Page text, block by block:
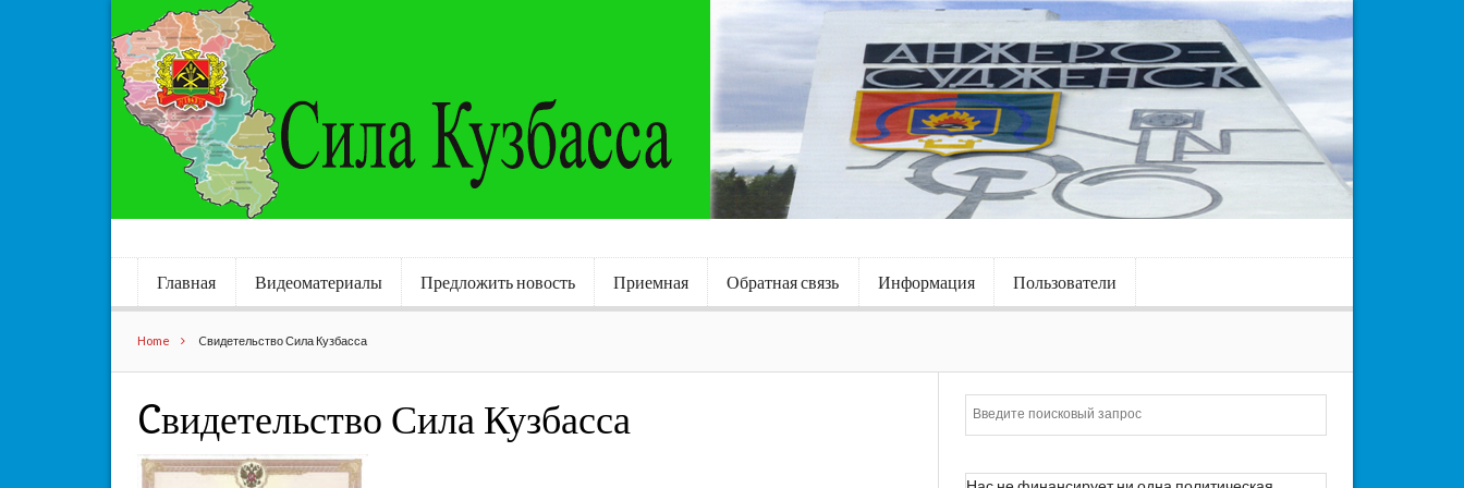
Главная Видеоматериалы Предложить новость Приемная Обратная связь Информация Пользователи
Home Cвидетельство Сила Кузбасса
Cвидетельство Сила Кузбасса